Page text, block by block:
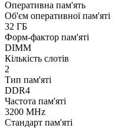
Оперативна пам'ять
Об'єм оперативної пам'яті
32 ГБ
Форм-фактор пам'яті
DIMM
Кількість слотів
2
Тип пам'яті
DDR4
Частота пам'яті
3200 MHz
Стандарт пам'яті